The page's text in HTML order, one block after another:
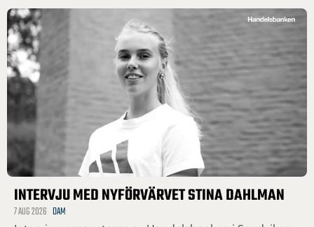
INTERVJU MED NYFÖRVÄRVET STINA DAHLMAN
7 AUG 2026 DAM